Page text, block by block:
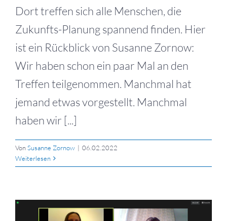
Dort treffen sich alle Menschen, die
Zukunfts-Planung spannend finden. Hier
ist ein Rückblick von Susanne Zornow:
Wir haben schon ein paar Mal an den
Treffen teilgenommen. Manchmal hat
jemand etwas vorgestellt. Manchmal
haben wir [...]
VonSusanne Zornow | 06.02.2022
Weiterlesen